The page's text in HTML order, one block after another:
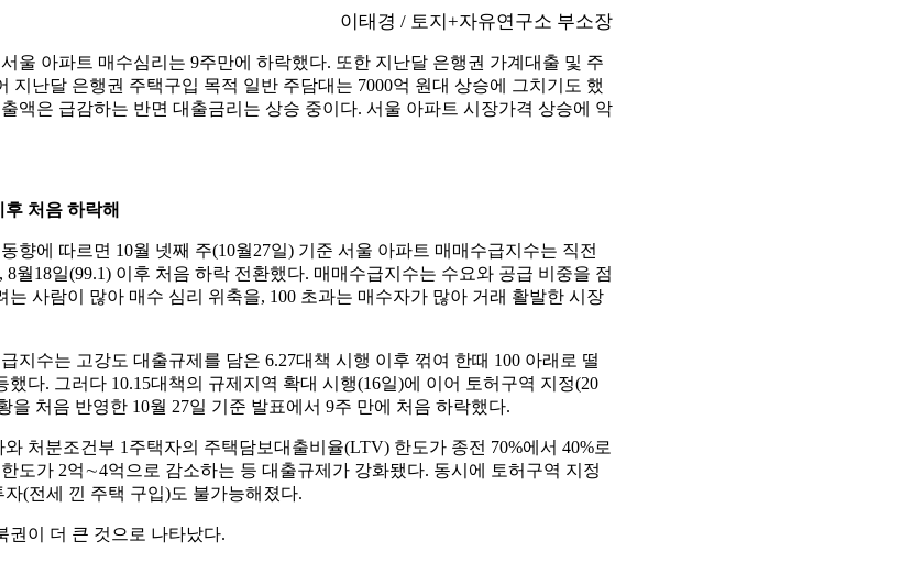
이태경 / 토지+자유연구소 부소장
울 아파트 매수심리는 9주만에 하락했다. 또한 지난달 은행권 가계대출 및 주
지난달 은행권 주택구입 목적 일반 주담대는 7000억 원대 상승에 그치기도 했
액은 급감하는 반면 대출금리는 상승 중이다. 서울 아파트 시장가격 상승에 악
처음 하락해
향에 따르면 10월 넷째 주(10월27일) 기준 서울 아파트 매매수급지수는 직전
8월18일(99.1) 이후 처음 하락 전환했다. 매매수급지수는 수요와 공급 비중을 점
는 사람이 많아 매수 심리 위축을, 100 초과는 매수자가 많아 거래 활발한 시장
지수는 고강도 대출규제를 담은 6.27대책 시행 이후 꺾여 한때 100 아래로 떨
다. 그러다 10.15대책의 규제지역 확대 시행(16일)에 이어 토허구역 지정(20
을 처음 반영한 10월 27일 기준 발표에서 9주 만에 처음 하락했다.
처분조건부 1주택자의 주택담보대출비율(LTV) 한도가 종전 70%에서 40%로
도가 2억∼4억으로 감소하는 등 대출규제가 강화됐다. 동시에 토허구역 지정
(전세 낀 주택 구입)도 불가능해졌다.
권이 더 큰 것으로 나타났다.